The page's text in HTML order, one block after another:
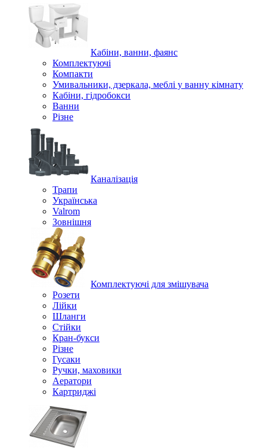
Кабіни, ванни, фаянс
Комплектуючі
Компакти
Умивальники, дзеркала, меблі у ванну кімнату
Кабіни, гідробокси
Ванни
Різне
Каналізація
Трапи
Українська
Valrom
Зовнішня
Комплектуючі для змішувача
Розети
Лійки
Шланги
Стійки
Кран-букси
Різне
Гусаки
Ручки, маховики
Аератори
Картриджі